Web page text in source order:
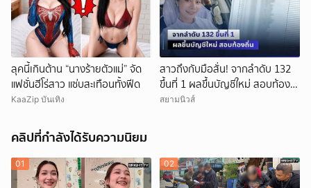
ลุคนี้เกินต้าน “นางร้ายตัวแม่” จัด
แฟชั่นฮีโร่สาว แซ่บสะเทือนทั้งฟีด
KaaZip บันเทิง
สาวถึงกับมือสั่น! จากลำดับ 132
ขึ้นที่ 1 ผลขึ้นบัญชีใหม่ สอบท้อง
ถิ่น
สยามนิวส์
คลิปที่กำลังได้รับความนิยม
01 02